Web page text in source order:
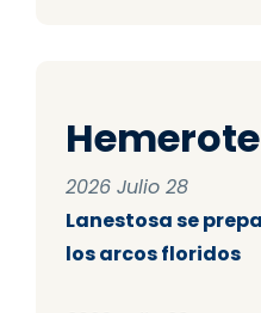
2026 Julio 28
Lanestosa se
los arcos floridos